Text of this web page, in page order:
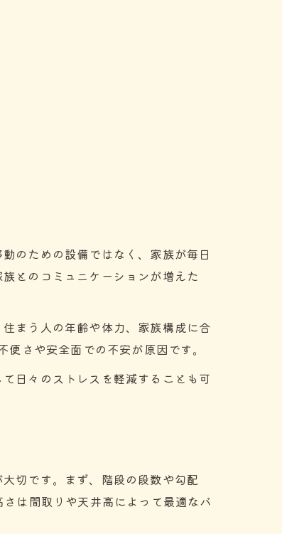
のための設備ではなく、家族が毎日
とのコミュニケーションが増えた
まう人の年齢や体力、家族構成に合
さや安全面での不安が原因です。
日々のストレスを軽減することも可
切です。まず、階段の段数や勾配
は間取りや天井高によって最適なバ